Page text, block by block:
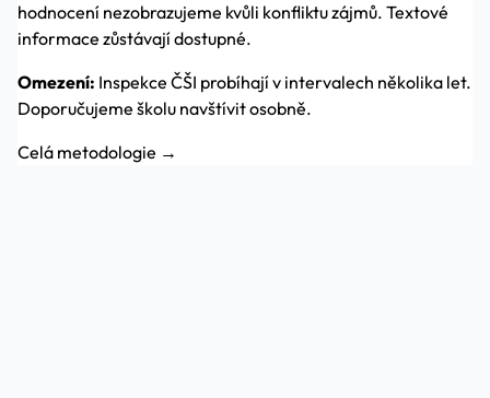
hodnocení nezobrazujeme kvůli konfliktu zájmů. Textové
informace zůstávají dostupné.
Omezení: Inspekce ČŠI probíhají v intervalech několika let.
Doporučujeme školu navštívit osobně.
Celá metodologie →